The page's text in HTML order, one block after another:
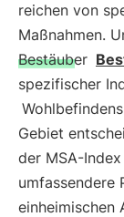
reichen von
Maßnahmen.
Bestäuber
spezifischer
Wohlbefindens
Gebiet
der MSA-
umfassendere
einheimischen